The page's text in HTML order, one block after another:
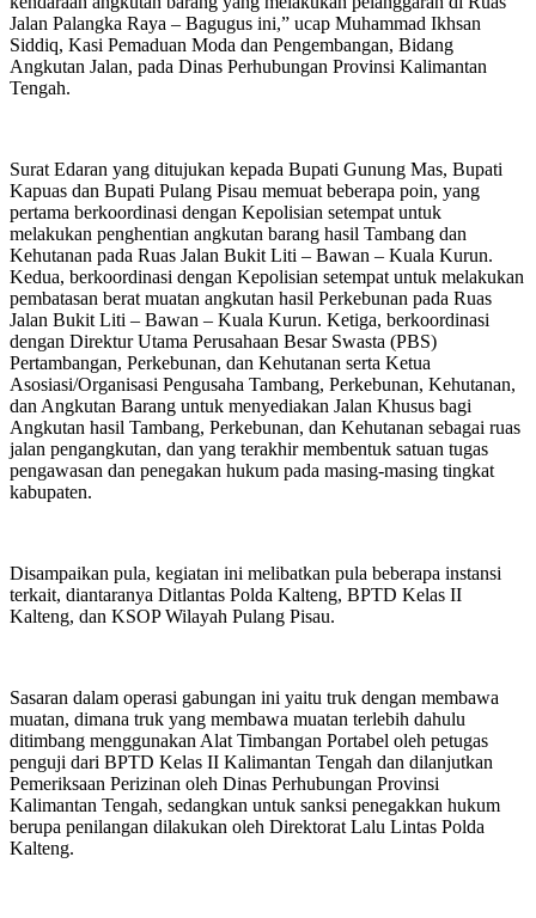
Jalan Palangka Raya – Bagugus ini,” ucap Muhammad Ikhsan
Siddiq, Kasi Pemaduan Moda dan Pengembangan, Bidang
Angkutan Jalan, pada Dinas Perhubungan Provinsi Kalimantan
Tengah.
Surat Edaran yang ditujukan kepada Bupati Gunung Mas, Bupati
Kapuas dan Bupati Pulang Pisau memuat beberapa poin, yang
pertama berkoordinasi dengan Kepolisian setempat untuk
melakukan penghentian angkutan barang hasil Tambang dan
Kehutanan pada Ruas Jalan Bukit Liti – Bawan – Kuala Kurun.
Kedua, berkoordinasi dengan Kepolisian setempat untuk melakukan
pembatasan berat muatan angkutan hasil Perkebunan pada Ruas
Jalan Bukit Liti – Bawan – Kuala Kurun. Ketiga, berkoordinasi
dengan Direktur Utama Perusahaan Besar Swasta (PBS)
Pertambangan, Perkebunan, dan Kehutanan serta Ketua
Asosiasi/Organisasi Pengusaha Tambang, Perkebunan, Kehutanan,
dan Angkutan Barang untuk menyediakan Jalan Khusus bagi
Angkutan hasil Tambang, Perkebunan, dan Kehutanan sebagai ruas
jalan pengangkutan, dan yang terakhir membentuk satuan tugas
pengawasan dan penegakan hukum pada masing-masing tingkat
kabupaten.
Disampaikan pula, kegiatan ini melibatkan pula beberapa instansi
terkait, diantaranya Ditlantas Polda Kalteng, BPTD Kelas II
Kalteng, dan KSOP Wilayah Pulang Pisau.
Sasaran dalam operasi gabungan ini yaitu truk dengan membawa
muatan, dimana truk yang membawa muatan terlebih dahulu
ditimbang menggunakan Alat Timbangan Portabel oleh petugas
penguji dari BPTD Kelas II Kalimantan Tengah dan dilanjutkan
Pemeriksaan Perizinan oleh Dinas Perhubungan Provinsi
Kalimantan Tengah, sedangkan untuk sanksi penegakkan hukum
berupa penilangan dilakukan oleh Direktorat Lalu Lintas Polda
Kalteng.